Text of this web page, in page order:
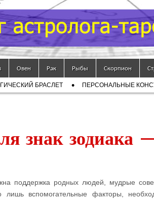
Овен Рак Рыбы Скорпион
БРАСЛЕТ ПЕРСОНАЛЬНЫЕ
знак зодиака
поддержка родных людей, мудрые
вспомогательные факторы,